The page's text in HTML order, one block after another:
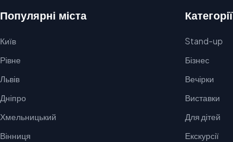
Популярні міста
Київ
Рівне
Львів
Дніпро
Хмельницький
Вінниця
Категорії
Stand-up
Бізнес
Вечірки
Виставки
Для дітей
Екскурсії